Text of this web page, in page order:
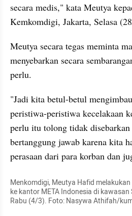
secara medis," kata Meutya
Kemkomdigi, Jakarta, Selasa
Meutya secara tegas meminta
menyebarkan secara
perlu.
"Jadi kita betul-betul
peristiwa-peristiwa kecelakaan
perlu itu tolong tidak disebarkan
bertanggung jawab karena kita
perasaan dari para korban dan
Menkomdigi, Meutya Hafid
ke kantor META Indonesia di
Rabu (4/3). Foto: Nasywa Athifah/